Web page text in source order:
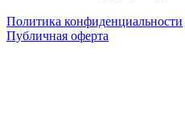
Политика конфиденциальности
Публичная оферта